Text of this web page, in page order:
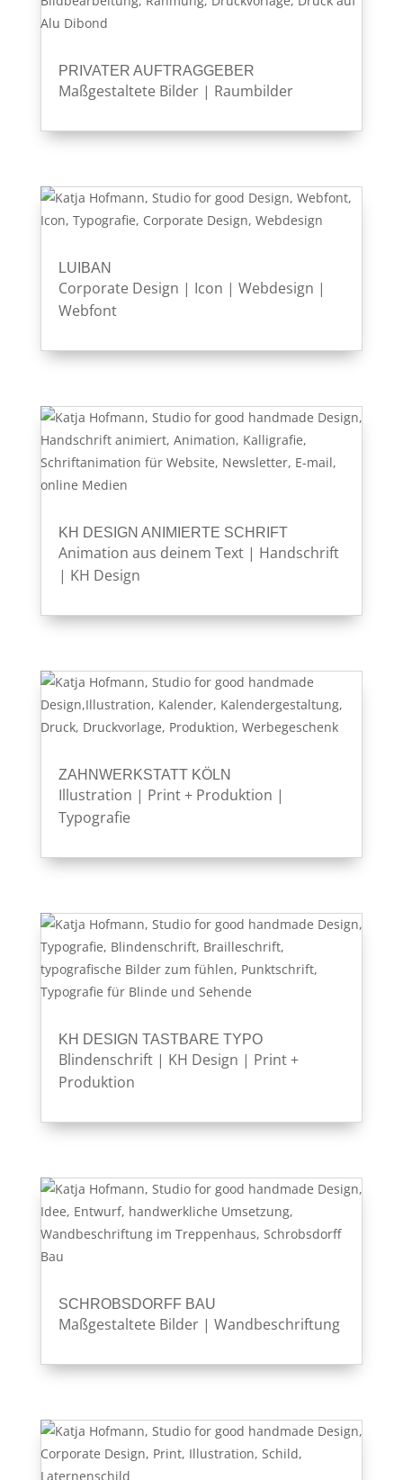
PRIVATER AUFTRAGGEBER
Maßgestaltete Bilder| Raumbilder
LUIBAN
Corporate Design | Icon | Webdesign |
Webfont
KH DESIGN ANIMIERTE SCHRIFT
Animation aus deinem Text| Handschrift
| KH Design
ZAHNWERKSTATT KÖLN
Illustration | Print + Produktion |
Typografie
KH DESIGN TASTBARE TYPO
Blindenschrift| KH Design | Print +
Produktion
SCHROBSDORFF BAU
Maßgestaltete Bilder| Wandbeschriftung